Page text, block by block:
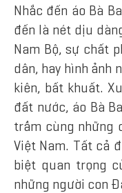
Nhắc đến áo Bà
đến là nét dịu
Nam Bộ, sự chất
dân, hay hình ảnh
kiên, bất khuất.
đất nước, áo Bà
trầm cùng những
Việt Nam. Tất cả
biệt quan trọng
những người con